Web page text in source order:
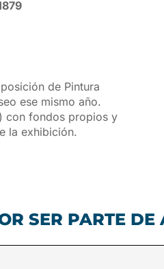
de Pintura
ese mismo año.
con fondos propios y
la exhibición.
SER PARTE